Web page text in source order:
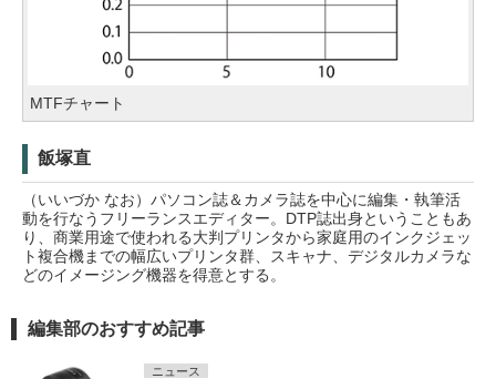
MTFチャート
飯塚直
（いいづか なお）パソコン誌＆カメラ誌を中心に編集・執筆活
動を行なうフリーランスエディター。DTP誌出身ということもあ
り、商業用途で使われる大判プリンタから家庭用のインクジェッ
ト複合機までの幅広いプリンタ群、スキャナ、デジタルカメラな
どのイメージング機器を得意とする。
編集部のおすすめ記事
ニュース